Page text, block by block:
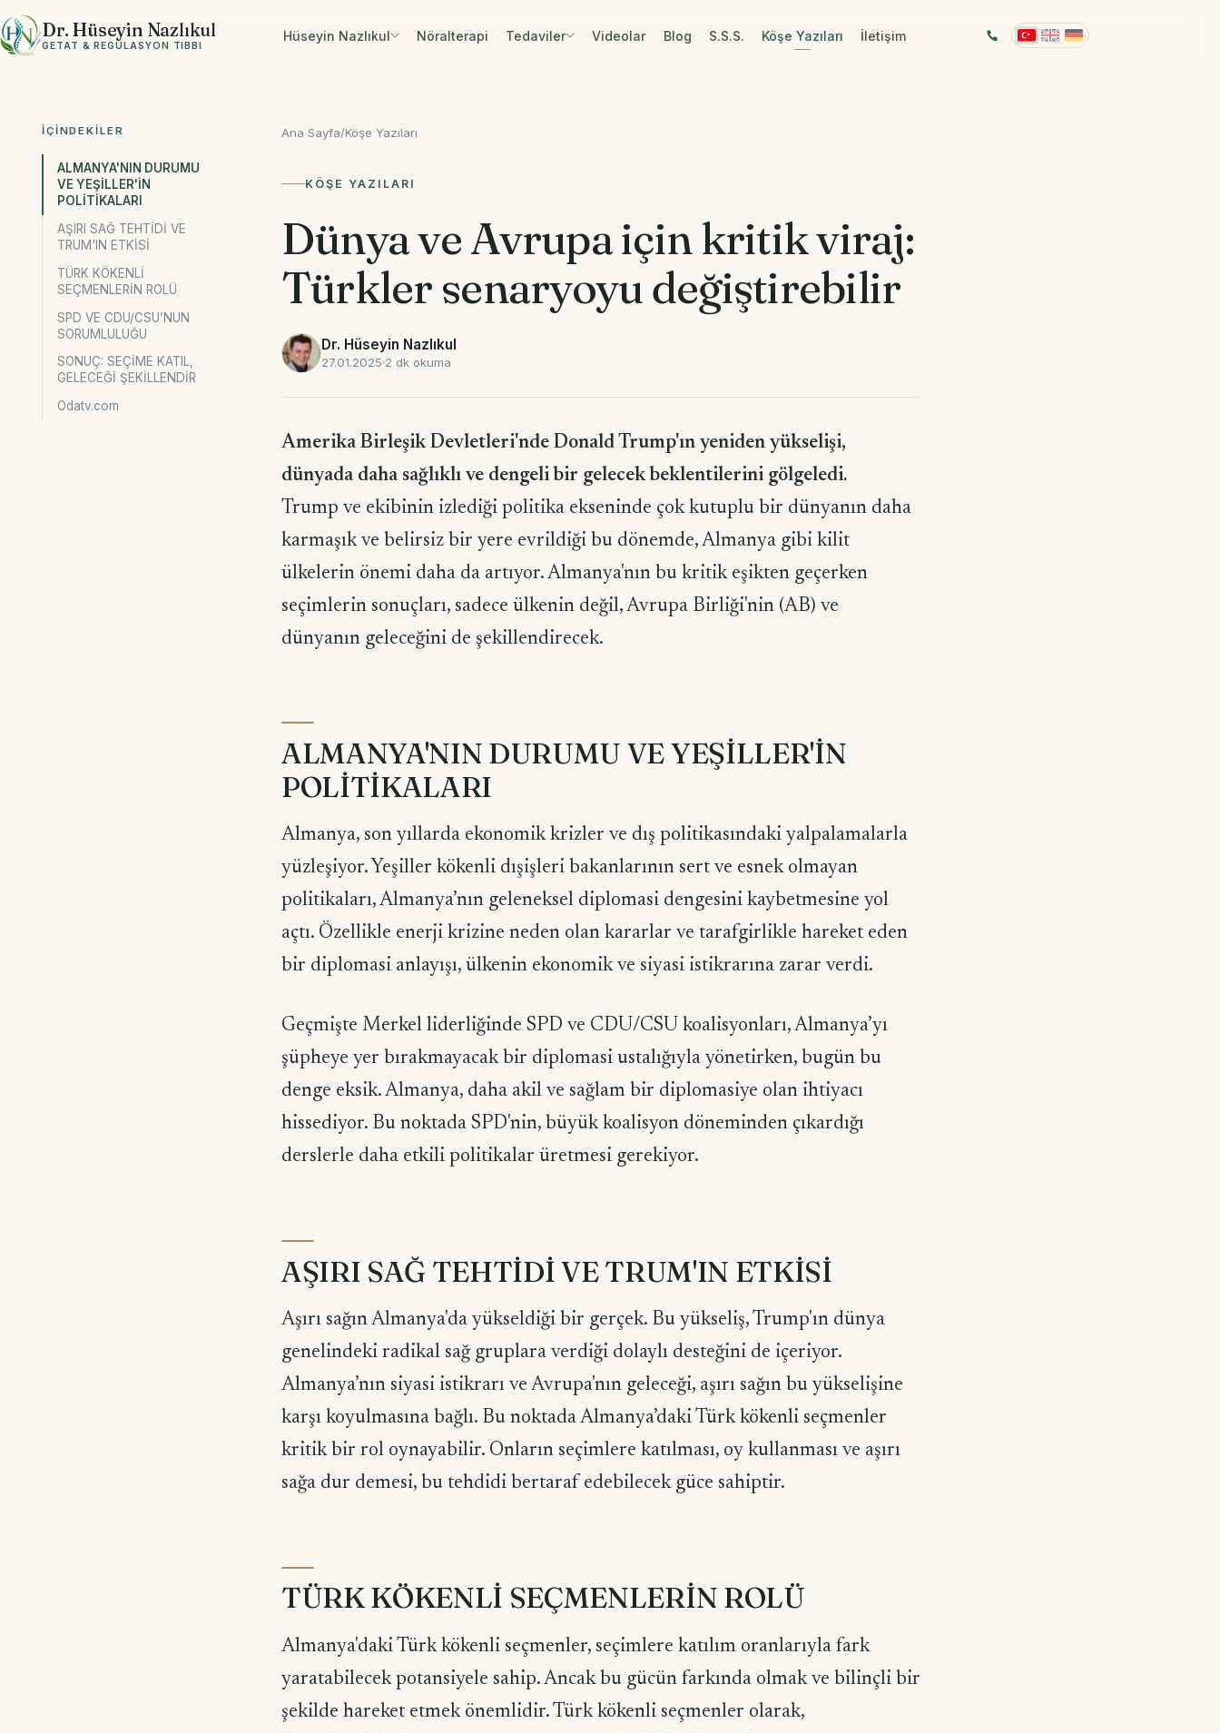
İçeriğe geç
Dr. Hüseyin Nazlıkul
GETAT & REGÜLASYON TIBBI
Hüseyin Nazlıkul Nöralterapi Tedaviler Videolar Blog S.S.S. Köşe Yazıları İletişim
İÇINDEKILER
ALMANYA'NIN DURUMU
VE YEŞİLLER'İN
POLİTİKALARI
AŞIRI SAĞ TEHTİDİ VE
TRUM'IN ETKİSİ
TÜRK KÖKENLİ
SEÇMENLERİN ROLÜ
SPD VE CDU/CSU’NUN
SORUMLULUĞU
SONUÇ: SEÇİME KATIL,
GELECEĞİ ŞEKİLLENDİR
Odatv.com
Ana Sayfa/Köşe Yazıları
KÖŞE YAZILARI
Dünya ve Avrupa için kritik viraj:
Türkler senaryoyu değiştirebilir
Dr. Hüseyin Nazlıkul
27.01.2025 2 dk okuma
Amerika Birleşik Devletleri'nde Donald Trump'ın yeniden yükselişi,
dünyada daha sağlıklı ve dengeli bir gelecek beklentilerini gölgeledi.
Trump ve ekibinin izlediği politika ekseninde çok kutuplu bir dünyanın daha
karmaşık ve belirsiz bir yere evrildiği bu dönemde, Almanya gibi kilit
ülkelerin önemi daha da artıyor. Almanya'nın bu kritik eşikten geçerken
seçimlerin sonuçları, sadece ülkenin değil, Avrupa Birliği'nin (AB) ve
dünyanın geleceğini de şekillendirecek.
ALMANYA'NIN DURUMU VE YEŞİLLER'İN
POLİTİKALARI
Almanya, son yıllarda ekonomik krizler ve dış politikasındaki yalpalamalarla
yüzleşiyor. Yeşiller kökenli dışişleri bakanlarının sert ve esnek olmayan
politikaları, Almanya’nın geleneksel diplomasi dengesini kaybetmesine yol
açtı. Özellikle enerji krizine neden olan kararlar ve tarafgirlikle hareket eden
bir diplomasi anlayışı, ülkenin ekonomik ve siyasi istikrarına zarar verdi.
Geçmişte Merkel liderliğinde SPD ve CDU/CSU koalisyonları, Almanya’yı
şüpheye yer bırakmayacak bir diplomasi ustalığıyla yönetirken, bugün bu
denge eksik. Almanya, daha akil ve sağlam bir diplomasiye olan ihtiyacı
hissediyor. Bu noktada SPD'nin, büyük koalisyon döneminden çıkardığı
derslerle daha etkili politikalar üretmesi gerekiyor.
AŞIRI SAĞ TEHTİDİ VE TRUM'IN ETKİSİ
Aşırı sağın Almanya'da yükseldiği bir gerçek. Bu yükseliş, Trump'ın dünya
genelindeki radikal sağ gruplara verdiği dolaylı desteğini de içeriyor.
Almanya’nın siyasi istikrarı ve Avrupa'nın geleceği, aşırı sağın bu yükselişine
karşı koyulmasına bağlı. Bu noktada Almanya’daki Türk kökenli seçmenler
kritik bir rol oynayabilir. Onların seçimlere katılması, oy kullanması ve aşırı
sağa dur demesi, bu tehdidi bertaraf edebilecek güce sahiptir.
TÜRK KÖKENLİ SEÇMENLERİN ROLÜ
Almanya'daki Türk kökenli seçmenler, seçimlere katılım oranlarıyla fark
yaratabilecek potansiyele sahip. Ancak bu gücün farkında olmak ve bilinçli bir
şekilde hareket etmek önemlidir. Türk kökenli seçmenler olarak,